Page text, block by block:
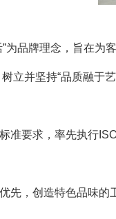
为品牌理念，旨在为
立并坚持“品质融于
准要求，率先执行
先，创造特色品味